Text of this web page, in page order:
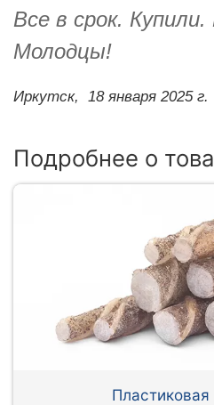
Все в срок.
Молодцы!
Иркутск, 18 января 2025 г.
Подробнее о